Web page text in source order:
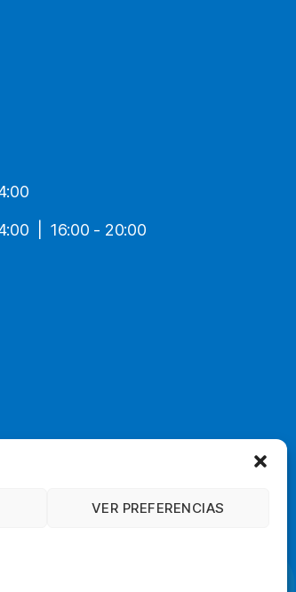
VER PREFERENCIAS
16:00 - 20:00